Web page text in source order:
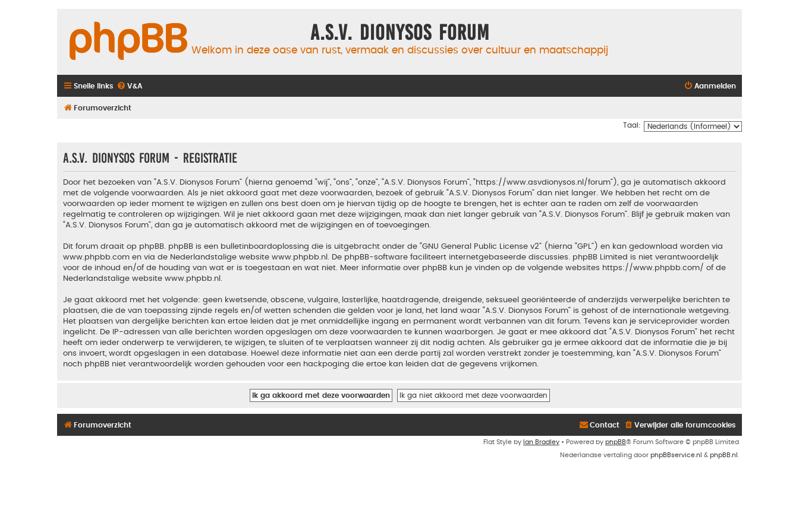
A.S.V. Dionysos Forum
Welkom in deze oase van rust, vermaak en discussies over cultuur en maatschappij
Snelle links V&A Aanmelden
Forumoverzicht
Taal:
A.S.V. Dionysos Forum - Registratie
Door het bezoeken van “A.S.V. Dionysos Forum” (hierna genoemd “wij”, “ons”, “onze”, “A.S.V. Dionysos Forum”, “https://www.asvdionysos.nl/forum”), ga je automatisch akkoord
met de volgende voorwaarden. Als je niet akkoord gaat met deze voorwaarden, bezoek of gebruik “A.S.V. Dionysos Forum” dan niet langer. We hebben het recht om de
voorwaarden op ieder moment te wijzigen en zullen ons best doen om je hiervan tijdig op de hoogte te brengen, het is echter aan te raden om zelf de voorwaarden
regelmatig te controleren op wijzigingen. Wil je niet akkoord gaan met deze wijzigingen, maak dan niet langer gebruik van “A.S.V. Dionysos Forum”. Blijf je gebruik maken van
“A.S.V. Dionysos Forum”, dan ga je automatisch akkoord met de wijzigingen en of toevoegingen.
Dit forum draait op phpBB. phpBB is een bulletinboardoplossing die is uitgebracht onder de “GNU General Public License v2” (hierna “GPL”) en kan gedownload worden via
www.phpbb.com en via de Nederlandstalige website www.phpbb.nl . De phpBB-software faciliteert internetgebaseerde discussies. phpBB Limited is niet verantwoordelijk
voor de inhoud en/of de houding van wat er is toegestaan en wat niet. Meer informatie over phpBB kun je vinden op de volgende websites https://www.phpbb.com/ of de
Nederlandstalige website www.phpbb.nl
Je gaat akkoord met het volgende: geen kwetsende, obscene, vulgaire, lasterlijke, haatdragende, dreigende, seksueel georiënteerde of anderzijds verwerpelijke berichten te
plaatsen, die de van toepassing zijnde regels en/of wetten schenden die gelden voor je land, het land waar “A.S.V. Dionysos Forum” is gehost of de internationale wetgeving.
Het plaatsen van dergelijke berichten kan ertoe leiden dat je met onmiddellijke ingang en permanent wordt verbannen van dit forum. Tevens kan je serviceprovider worden
ingelicht. De IP-adressen van alle berichten worden opgeslagen om deze voorwaarden te kunnen waarborgen. Je gaat er mee akkoord dat “A.S.V. Dionysos Forum” het recht
heeft om ieder onderwerp te verwijderen, te wijzigen, te sluiten of te verplaatsen wanneer zij dit nodig achten. Als gebruiker ga je ermee akkoord dat de informatie die je bij
ons invoert, wordt opgeslagen in een database. Hoewel deze informatie niet aan een derde partij zal worden verstrekt zonder je toestemming, kan “A.S.V. Dionysos Forum”
noch phpBB niet verantwoordelijk worden gehouden voor een hackpoging die ertoe kan leiden dat de gegevens vrijkomen.
Forumoverzicht Verwijder alle forumcookies
Contact
Flat Style by Ian Bradley • Powered by phpBB® Forum Software © phpBB Limited
Nederlandse vertaling door phpBBservice.nl & phpBB.nl